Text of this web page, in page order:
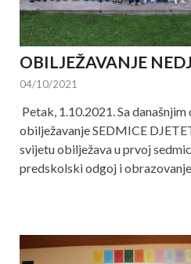
OBILJEŽAVANJE
04/10/2021
Petak, 1.10.2021. Sa
obilježavanje SEDMICE
svijetu obilježava u prvoj
predskolski odgoj i